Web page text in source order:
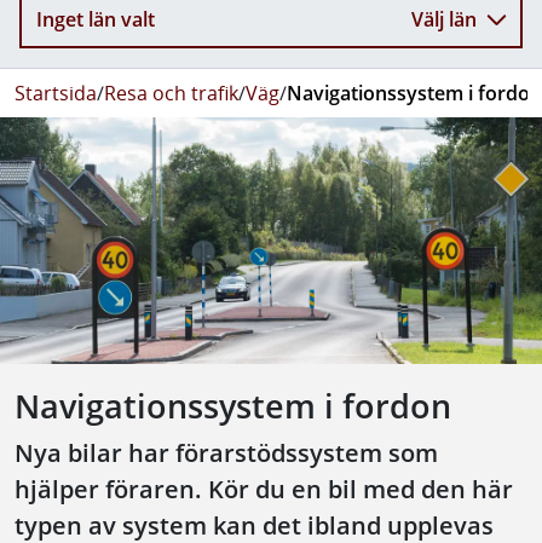
Inget län valt Välj län
Startsida/Resa och trafik/Väg/Navigationssystem i fordon
Navigationssystem i fordon
Nya bilar har förarstödssystem som
hjälper föraren. Kör du en bil med den här
typen av system kan det ibland upplevas